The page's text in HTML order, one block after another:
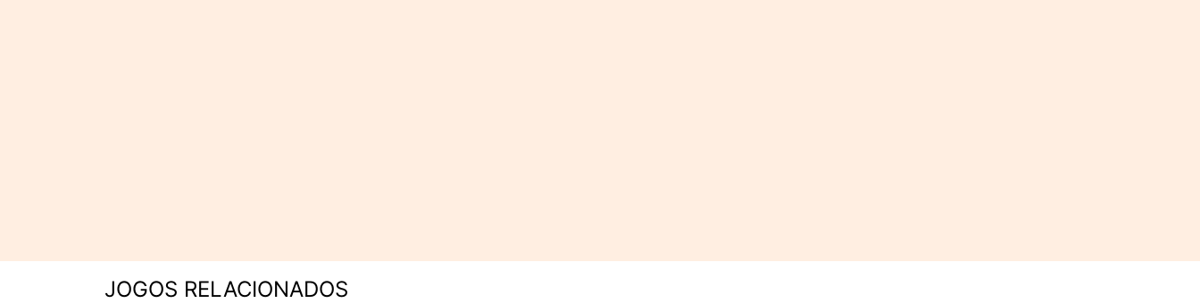
JOGOS RELACIONADOS